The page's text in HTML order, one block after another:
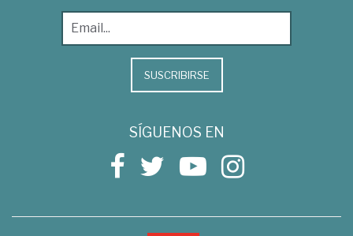
SUSCRIBIRSE
SÍGUENOS EN